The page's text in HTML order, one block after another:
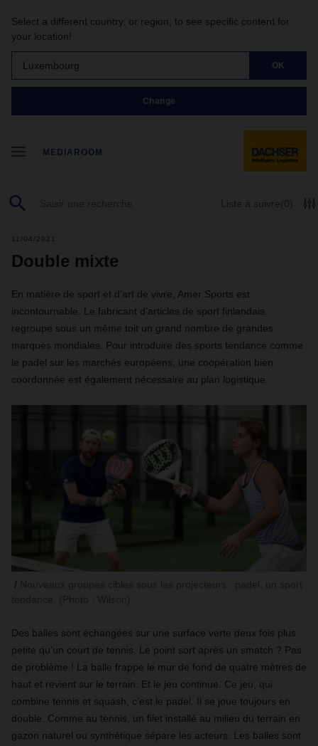
Select a different country, or region, to see specific content for
your location!
Luxembourg OK
Change
MEDIAROOM
Liste à suivre(0)
11/04/2021
Double mixte
En matière de sport et d’art de vivre, Amer Sports est
incontournable. Le fabricant d’articles de sport finlandais
regroupe sous un même toit un grand nombre de grandes
marques mondiales. Pour introduire des sports tendance comme
le padel sur les marchés européens, une coopération bien
coordonnée est également nécessaire au plan logistique.
Des balles sont échangées sur une surface verte deux fois plus
petite qu’un court de tennis. Le point sort après un smatch ? Pas
de problème ! La balle frappe le mur de fond de quatre mètres de
haut et revient sur le terrain. Et le jeu continue. Ce jeu, qui
combine tennis et squash, c’est le padel. Il se joue toujours en
double. Comme au tennis, un filet installé au milieu du terrain en
gazon naturel ou synthétique sépare les acteurs. Les balles sont